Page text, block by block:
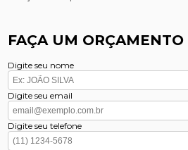
FAÇA UM ORÇAMENTO
Digite seu nome
Digite seu email
Digite seu telefone